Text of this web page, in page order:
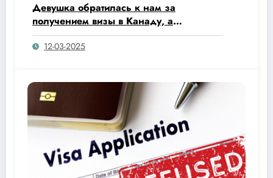
Девушка обратилась к нам за
получением визы в Канаду, а
оказалось, что…
12-03-2025